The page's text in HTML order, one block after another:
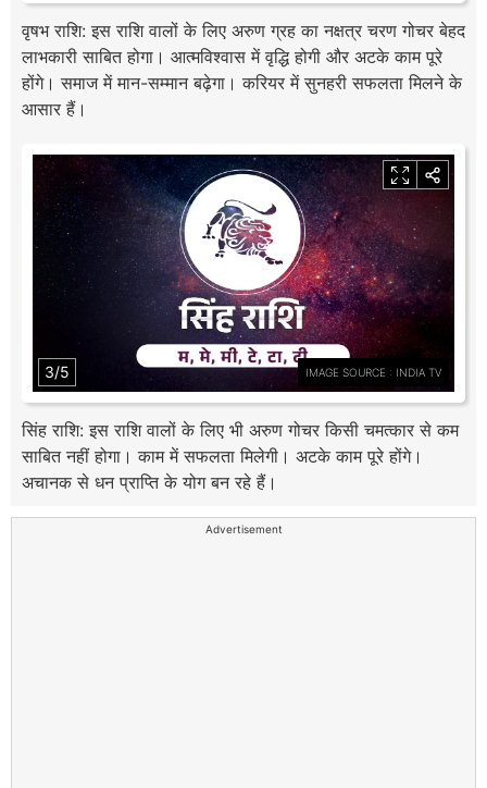
वृषभ राशि: इस राशि वालों के लिए अरुण ग्रह का नक्षत्र चरण गोचर बेहद
लाभकारी साबित होगा। आत्मविश्वास में वृद्धि होगी और अटके काम पूरे
होंगे। समाज में मान-सम्मान बढ़ेगा। करियर में सुनहरी सफलता मिलने के
आसार हैं।
3/5 IMAGE SOURCE : INDIA TV
सिंह राशि: इस राशि वालों के लिए भी अरुण गोचर किसी चमत्कार से कम
साबित नहीं होगा। काम में सफलता मिलेगी। अटके काम पूरे होंगे।
अचानक से धन प्राप्ति के योग बन रहे हैं।
Advertisement